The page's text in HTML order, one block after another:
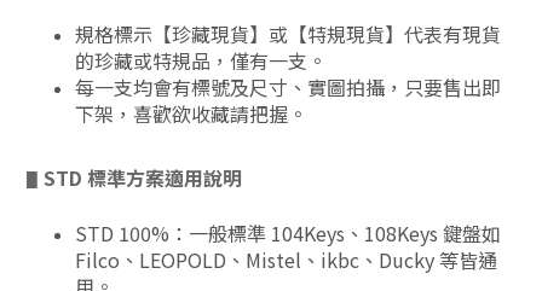
規格標示【珍藏現貨】或【特規現貨】代表有現貨
的珍藏或特規品，僅有一支。
每一支均會有標號及尺寸、實圖拍攝，只要售出即
下架，喜歡欲收藏請把握。
▋ STD 標準方案適用說明
STD 100%：一般標準 104Keys、108Keys 鍵盤如
Filco、LEOPOLD、Mistel、ikbc、Ducky 等皆通